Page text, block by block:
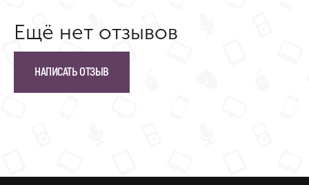
Ещё нет отзывов
НАПИСАТЬ ОТЗЫВ